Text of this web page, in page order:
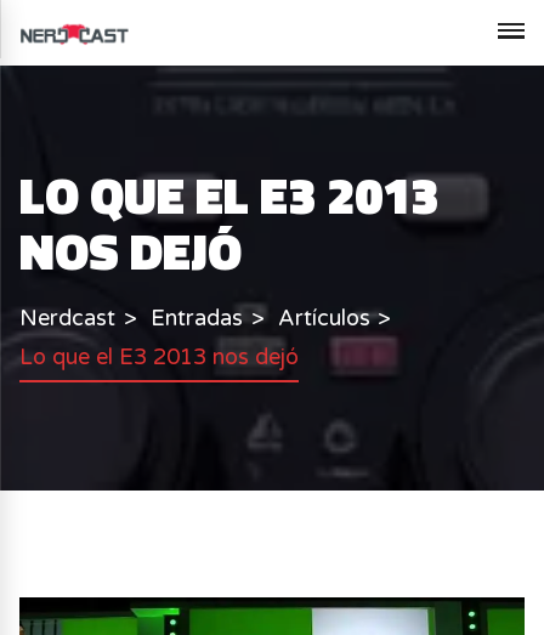
LO QUE EL E3 2013
NOS DEJÓ
Nerdcast Entradas
Artículos
Lo que el E3 2013 nos dejó